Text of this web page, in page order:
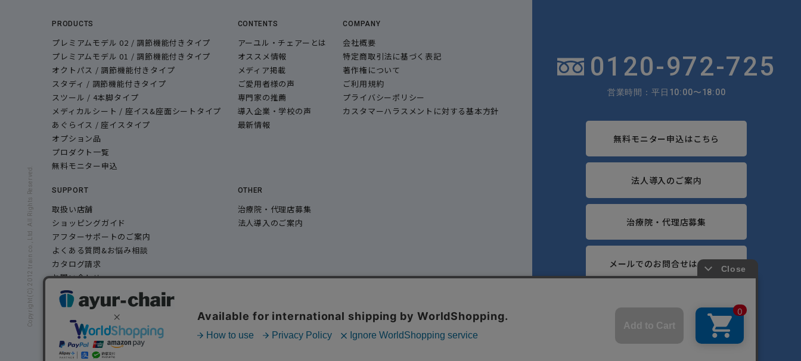
PRODUCTS
プレミアムモデル 02 / 調節機能付きタイプ
プレミアムモデル 01 / 調節機能付きタイプ
オクトパス / 調節機能付きタイプ
スタディ / 調節機能付きタイプ
スツール / 4本脚タイプ
メディカルシート / 座イス&座面シートタイプ
あぐらイス / 座イスタイプ
オプション品
プロダクト一覧
無料モニター申込
SUPPORT
取扱い店舗
ショッピングガイド
アフターサポートのご案内
よくある質問&お悩み相談
カタログ請求
お問い合わせ
CONTENTS
アーユル・チェアーとは
オススメ情報
メディア掲載
ご愛用者様の声
専門家の推薦
導入企業・学校の声
最新情報
OTHER
治療院・代理店募集
法人導入のご案内
COMPANY
会社概要
特定商取引法に基づく表記
著作権について
ご利用規約
プライバシーポリシー
カスタマーハラスメントに対する基本方針
Copyright(C) 2012 train co., Ltd. All Rights Reserved.
0120-972-725
営業時間：平日10:00〜18:00
無料モニター申込はこちら
法人導入のご案内
治療院・代理店募集
メールでのお問合せはこちら
OFFICIAL SNS ACCOUNT